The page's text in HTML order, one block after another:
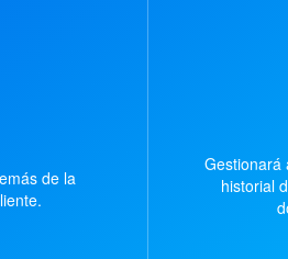
de la
Gestionará
historial